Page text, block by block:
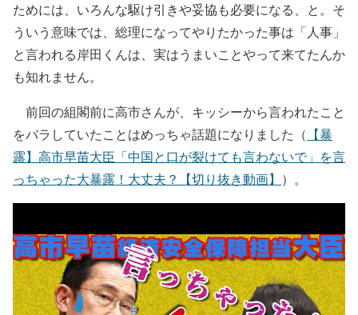
ためには、いろんな駆け引きや妥協も必要になる、と。そ
ういう意味では、総理になってやりたかった事は「人事」
と言われる岸田くんは、実はうまいことやって来てたんか
も知れません。
前回の組閣前に高市さんが、キッシーから言われたこと
をバラしていたことはめっちゃ話題になりました（ 【暴
露】高市早苗大臣「中国と口が裂けても言わないで」を言
っちゃった大暴露！大丈夫？【切り抜き動画】 ）。